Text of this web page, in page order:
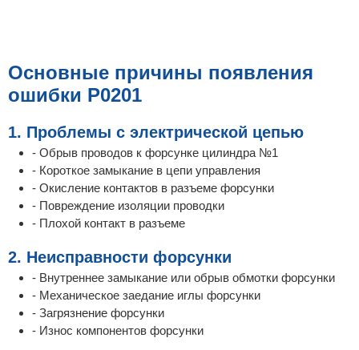
Основные причины появления
ошибки P0201
1. Проблемы с электрической цепью
- Обрыв проводов к форсунке цилиндра №1
- Короткое замыкание в цепи управления
- Окисление контактов в разъеме форсунки
- Повреждение изоляции проводки
- Плохой контакт в разъеме
2. Неисправности форсунки
- Внутреннее замыкание или обрыв обмотки форсунки
- Механическое заедание иглы форсунки
- Загрязнение форсунки
- Износ компонентов форсунки